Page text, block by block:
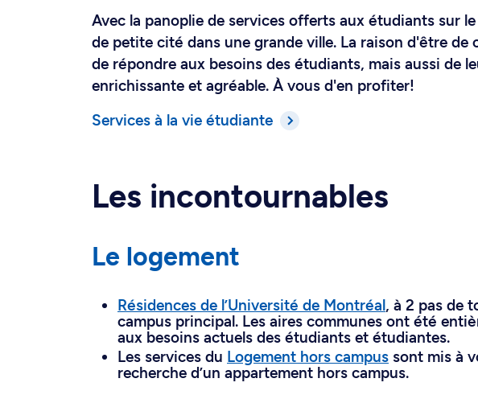
Avec la panoplie de services offerts aux étudiants sur
de petite cité dans une grande ville. La raison d'être de
de répondre aux besoins des étudiants, mais aussi de
enrichissante et agréable. À vous d'en profiter!
Services à la vie étudiante
Les incontournables
Le logement
Résidences de l’Université de Montréal, à 2 pas de
campus principal. Les aires communes ont été
aux besoins actuels des étudiants et étudiantes.
Les services du Logement hors campus sont mis à
recherche d’un appartement hors campus.